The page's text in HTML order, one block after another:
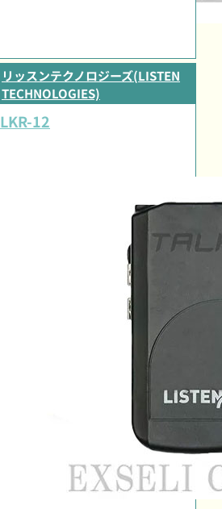
リッスンテクノロジーズ(LISTEN
TECHNOLOGIES)
LKR-12